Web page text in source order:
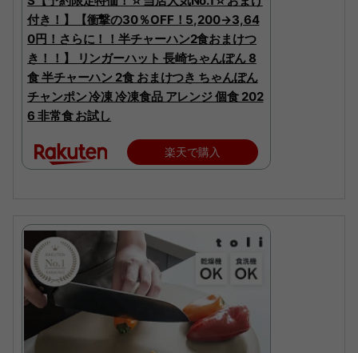
付き！】【衝撃の30％OFF！5,200→3,64
0円！さらに！！半チャーハン2食おまけつ
き！！】 リンガーハット 長崎ちゃんぽん 8
食 半チャーハン 2食 おまけつき ちゃんぽん
チャンポン 冷凍 冷凍食品 アレンジ 個食 202
6 非常食 お試し
楽天で購入